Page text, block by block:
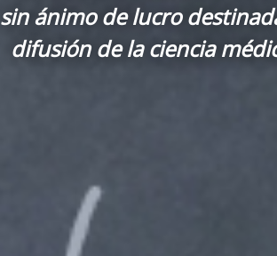
sin ánimo de lucro
difusión de la ciencia